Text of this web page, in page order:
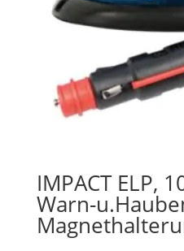
IMPACT ELP,
Warn-